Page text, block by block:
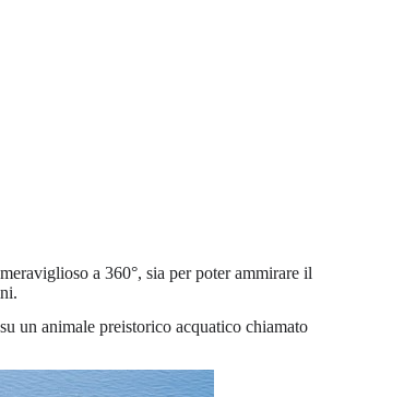
a 360°, sia per poter ammirare il
un animale preistorico acquatico chiamato